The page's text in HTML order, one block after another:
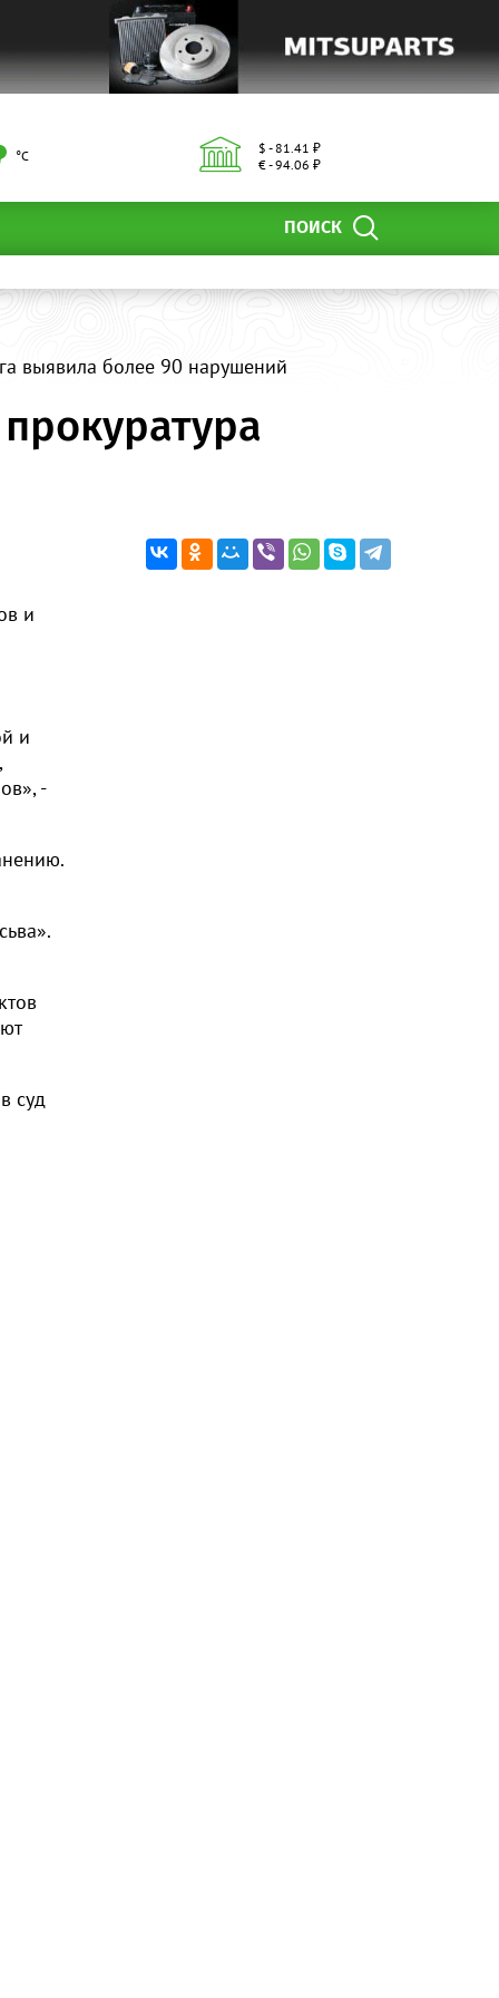
°С
$ - 81.41 ₽
€ - 94.06 ₽
ПОИСК
выявила более 90 нарушений
и
и
-
суд